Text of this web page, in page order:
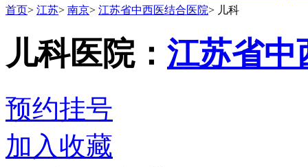
首页> 江苏> 南京> 江苏省中西医结合医院> 儿科
儿科医院： 江苏省中
预约挂号
加入收藏